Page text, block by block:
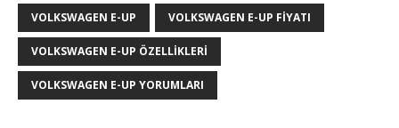
VOLKSWAGEN E-UP VOLKSWAGEN E-UP FIYATI
VOLKSWAGEN E-UP ÖZELLIKLERI
VOLKSWAGEN E-UP YORUMLARI